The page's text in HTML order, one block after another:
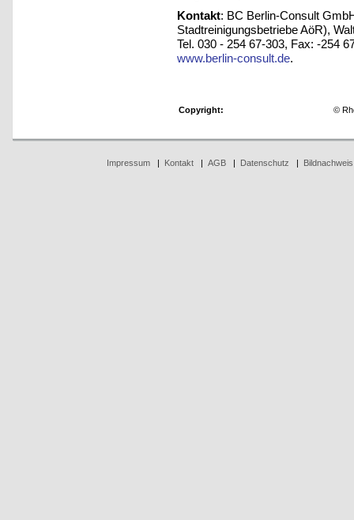
Kontakt: BC Berlin-Consult
Stadtreinigungsbetriebe AöR),
Tel. 030 - 254 67-303, Fax: -254
www.berlin-consult.de.
Copyright: ©
Impressum| Kontakt| AGB| Datenschutz | Bildnachweis